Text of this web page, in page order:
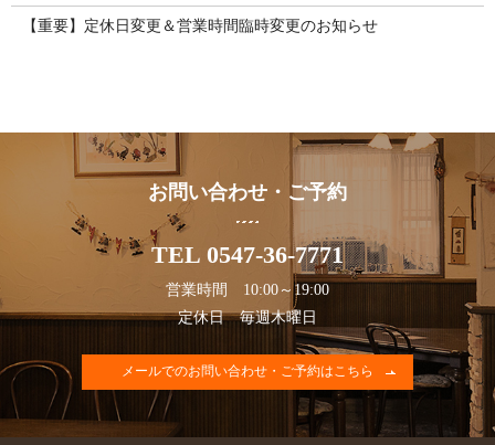
【重要】定休日変更＆営業時間臨時変更のお知らせ
お問い合わせ・ご予約
TEL 0547-36-7771
営業時間 10:00～19:00
定休日 毎週木曜日
メールでのお問い合わせ・ご予約はこちら